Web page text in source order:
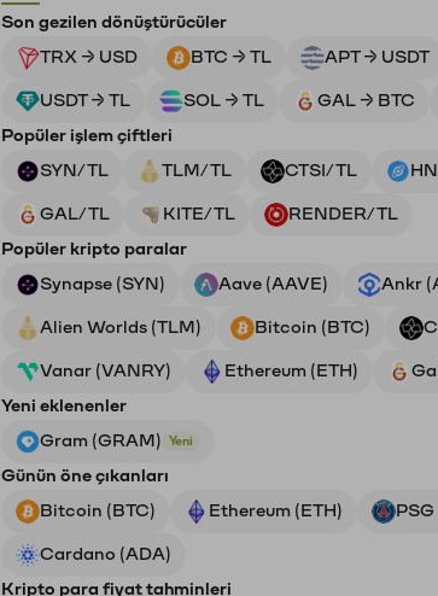
Son gezilen dönüştürücüler
TRX → USD
BTC → TL APT → USDT
USDT → TL SOL → TL GAL → BTC
Popüler işlem çiftleri
SYN/TL
TLM/TL CTSI/TL
GAL/TL KITE/TL
RENDER/TL
Popüler kripto paralar
Synapse (SYN)
Aave (AAVE) Ankr
Alien Worlds (TLM) Bitcoin (BTC)
Vanar (VANRY) Ethereum (ETH)
Yeni eklenenler
Gram (GRAM)
Yeni
Günün öne çıkanları
Bitcoin (BTC)
Ethereum (ETH) PSG
Cardano (ADA)
Kripto para fiyat tahminleri